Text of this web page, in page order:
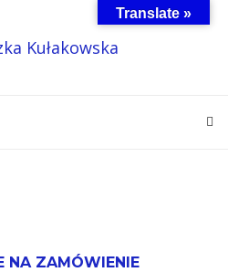
NA ZAMÓWIENIE
Translate »